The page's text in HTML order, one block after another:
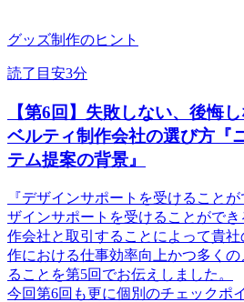
グッズ制作のヒント
読了目安3分
【第6回】失敗しない、後悔
ベルティ制作会社の選び方『
テム提案の背景』
『デザインサポートを受けること
ザインサポートを受けることがで
作会社と取引することによって貴
作における仕事効率向上かつ多く
ることを第5回でお伝えしました。
今回第6回も更に個別のチェックポ